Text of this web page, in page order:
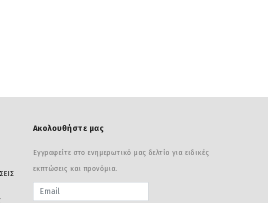
Ακολουθήστε μας
Εγγραφείτε στο ενημερωτικό μας δελτίο για ειδικές
εκπτώσεις και προνόμια.
Password